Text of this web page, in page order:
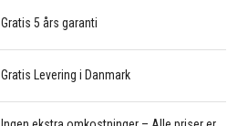
Gratis 5 års garanti
Gratis Levering i Danmark